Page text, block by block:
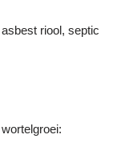
riool, septic